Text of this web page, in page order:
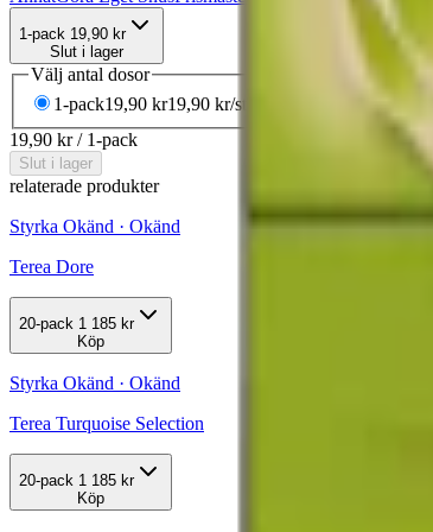
1-pack 19,90 kr
Slut i lager
Välj antal dosor
1-pack19,90 kr19,90 kr/st
19,90 kr / 1-pack
Slut i lager
relaterade produkter
Styrka Okänd · Okänd
Terea Dore
20-pack 1 185 kr
Köp
Styrka Okänd · Okänd
Terea Turquoise Selection
20-pack 1 185 kr
Köp